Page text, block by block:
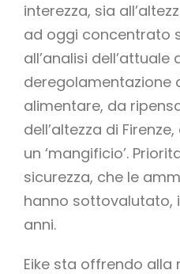
interezza, sia
ad oggi concentrato
all’analisi dell’attuale
deregolamentazione
alimentare, da
dell’altezza di
un ‘mangificio’.
sicurezza, che le
hanno sottovalutato,
anni.
Eike sta offrendo